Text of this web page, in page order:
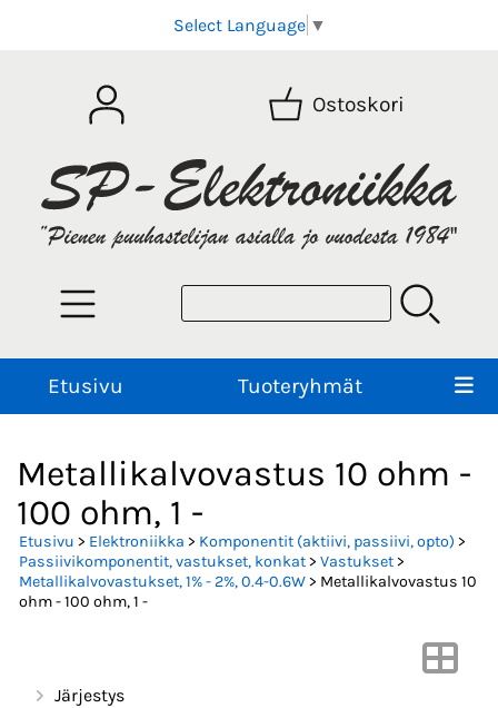
Select Language ▼
Ostoskori
Etusivu Tuoteryhmät
Metallikalvovastus 10 ohm -
100 ohm, 1 -
Etusivu > Elektroniikka > Komponentit (aktiivi, passiivi, opto) >
Passiivikomponentit, vastukset, konkat> Vastukset>
Metallikalvovastukset, 1% - 2%, 0.4-0.6W> Metallikalvovastus 10
ohm - 100 ohm, 1 -
Järjestys